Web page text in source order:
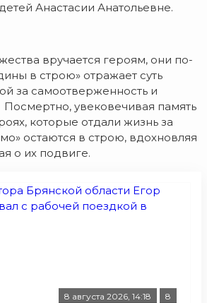
Анастасии Анатольевне.
вручается героям, они по-
в строю» отражает суть
за самоотверженность и
увековечивая память
которые отдали жизнь за
остаются в строю, вдохновляя
о их подвиге.
8 августа 2026, 14:18 8